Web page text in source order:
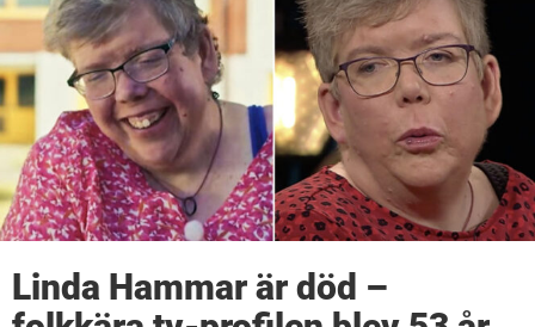
Linda Hammar är död –